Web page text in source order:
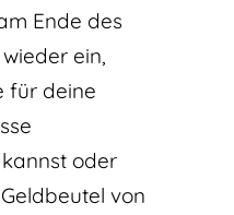
Ende des
ein,
für deine
oder
von